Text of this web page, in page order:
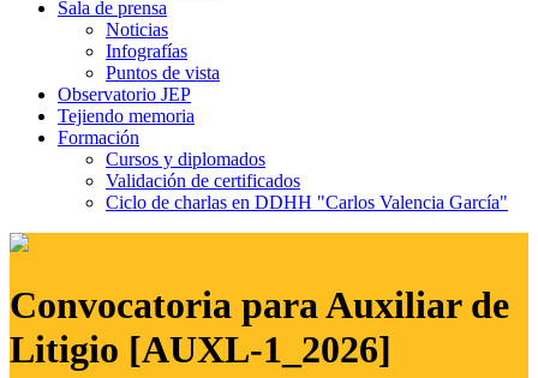
Sala de prensa
Noticias
Infografías
Puntos de vista
Observatorio JEP
Tejiendo memoria
Formación
Cursos y diplomados
Validación de certificados
Ciclo de charlas en DDHH "Carlos Valencia García"
Convocatoria para Auxiliar de
Litigio [AUXL-1_2026]